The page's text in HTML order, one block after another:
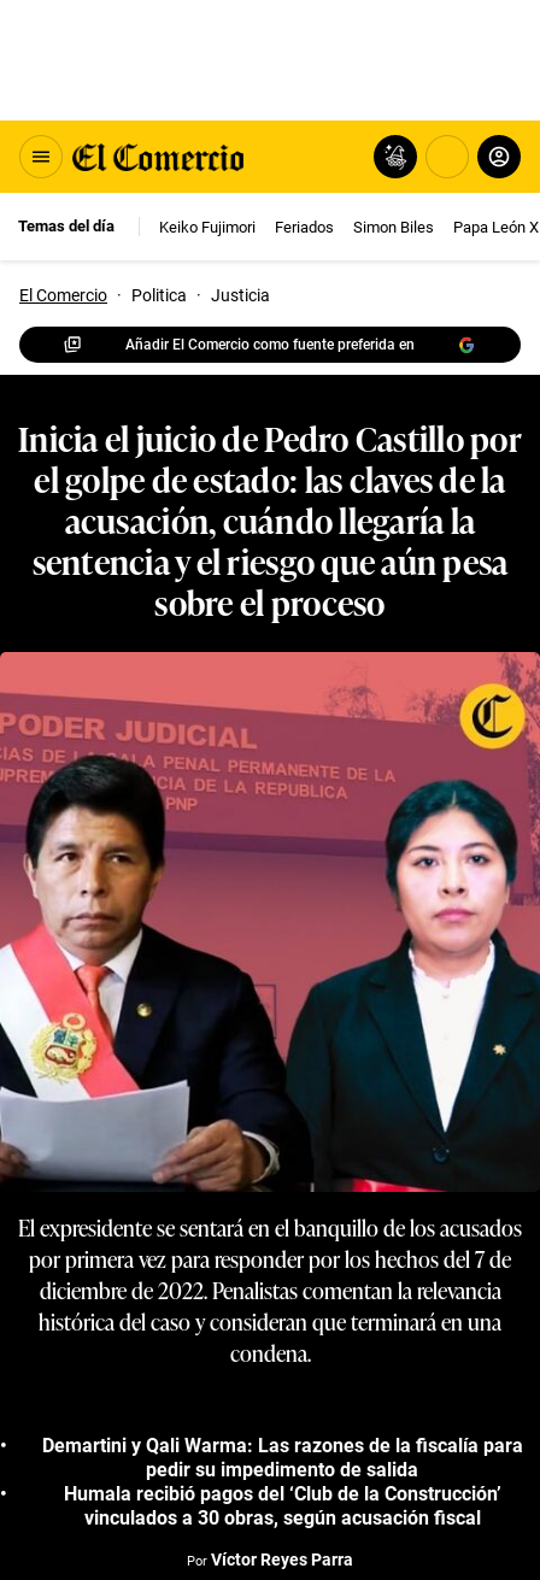
Temas del día Keiko Fujimori Feriados Simon Biles Papa León
El Comercio · Politica · Justicia
Añadir El Comercio como fuente preferida en
Inicia el juicio de Pedro Castillo por
el golpe de estado: las claves de la
acusación, cuándo llegaría la
sentencia y el riesgo que aún pesa
sobre el proceso
El expresidente se sentará en el banquillo de los acusados
por primera vez para responder por los hechos del 7 de
diciembre de 2022. Penalistas comentan la relevancia
histórica del caso y consideran que terminará en una
condena.
Demartini y Qali Warma: Las razones de la fiscalía para
pedir su impedimento de salida
Humala recibió pagos del ‘Club de la Construcción’
vinculados a 30 obras, según acusación fiscal
Por Víctor Reyes Parra